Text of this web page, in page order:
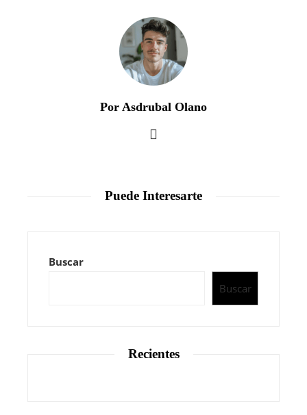
Por Asdrubal Olano
Puede Interesarte
Buscar
Buscar
Recientes